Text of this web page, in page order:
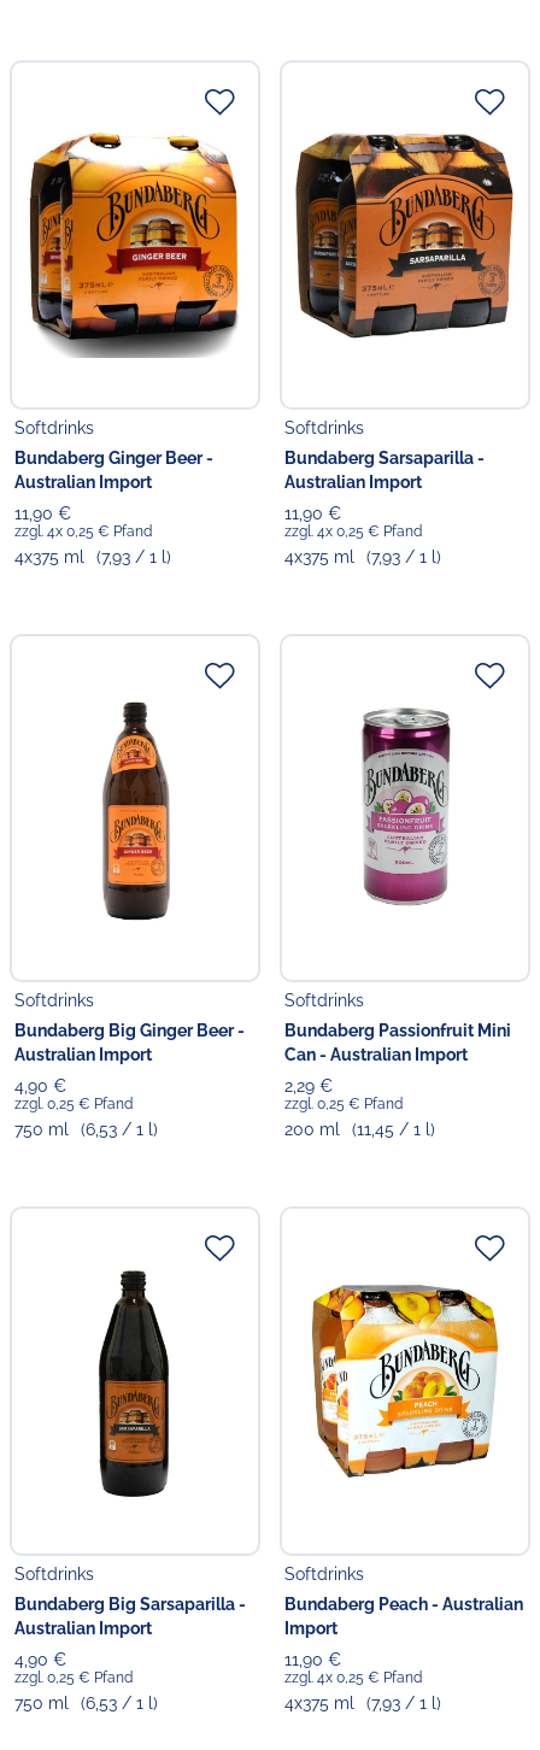
Softdrinks
Bundaberg Ginger Beer -
Australian Import
11,90 €
zzgl. 4x 0,25 € Pfand
4x375 ml (7,93 / 1 l)
Softdrinks
Bundaberg Sarsaparilla -
Australian Import
11,90 €
zzgl. 4x 0,25 € Pfand
4x375 ml (7,93 / 1 l)
Softdrinks
Bundaberg Big Ginger Beer -
Australian Import
4,90 €
zzgl. 0,25 € Pfand
750 ml (6,53 / 1 l)
Softdrinks
Bundaberg Passionfruit Mini
Can - Australian Import
2,29 €
zzgl. 0,25 € Pfand
200 ml (11,45 / 1 l)
Softdrinks
Bundaberg Big Sarsaparilla -
Australian Import
4,90 €
zzgl. 0,25 € Pfand
750 ml (6,53 / 1 l)
Softdrinks
Bundaberg Peach - Australian
Import
11,90 €
zzgl. 4x 0,25 € Pfand
4x375 ml (7,93 / 1 l)